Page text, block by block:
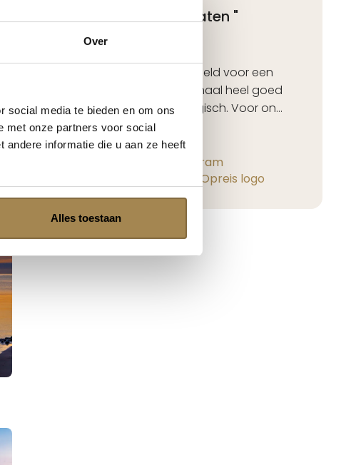
Over
social media te bieden en om ons
met onze partners voor social
andere informatie die u aan ze heeft
Alles toestaan
"Rondje Baltische Staten "
Fly Drive Baltische Staten
Alles is snel en goed geregeld voor een
prima prijs. Hotels zijn allemaal heel goed
geweest en de route is logisch. Voor on...
Lees verder
Yoram